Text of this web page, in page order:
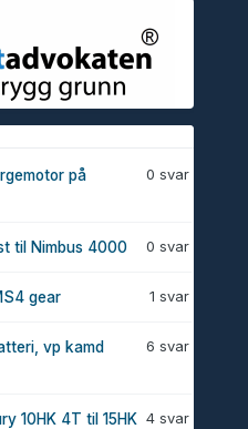
0 svar
på
0 svar
til Nimbus 4000
1 svar
gear
6 svar
vp kamd
4 svar
10HK 4T til 15HK